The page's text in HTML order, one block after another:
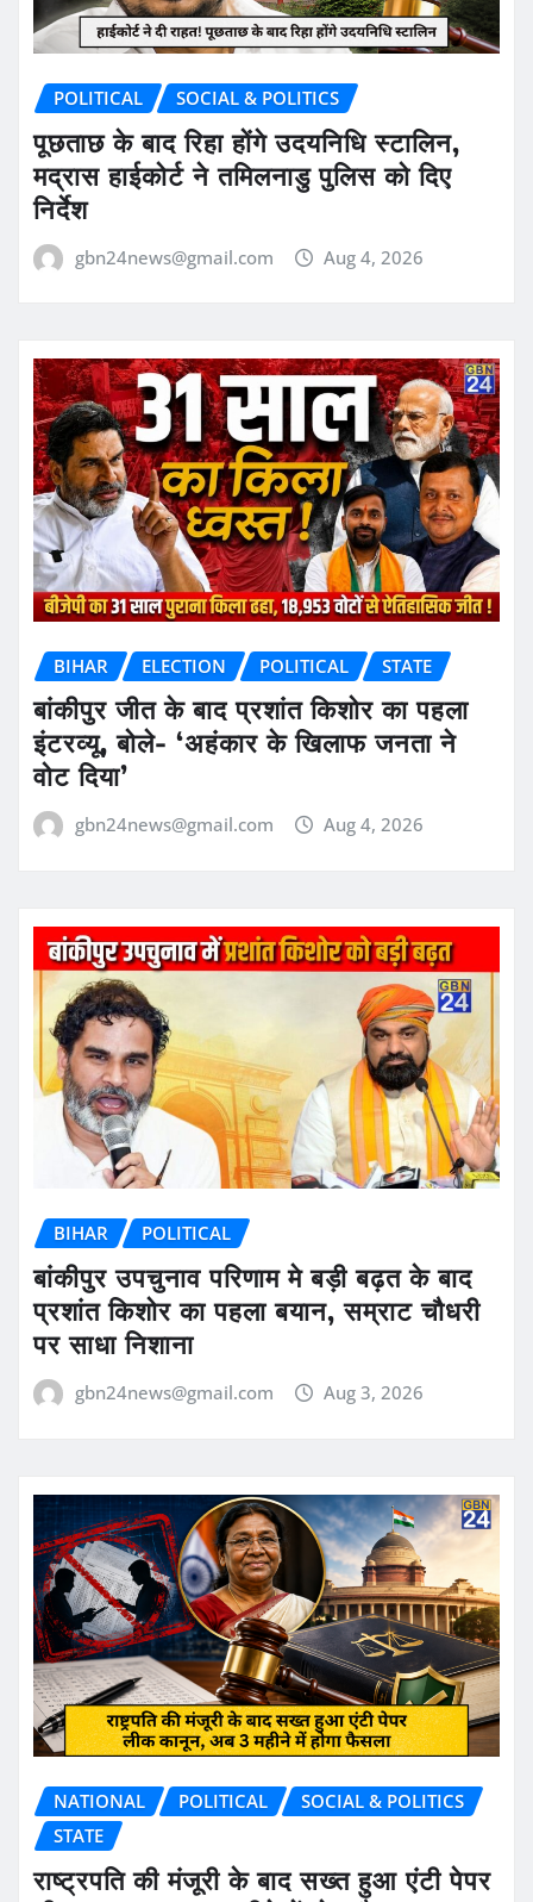
POLITICAL SOCIAL & POLITICS
पूछताछ के बाद रिहा होंगे उदयनिधि स्टालिन,
मद्रास हाईकोर्ट ने तमिलनाडु पुलिस को दिए
निर्देश
gbn24news@gmail.com Aug 4, 2026
BIHAR ELECTION POLITICAL STATE
बांकीपुर जीत के बाद प्रशांत किशोर का पहला
इंटरव्यू, बोले- ‘अहंकार के खिलाफ जनता ने
वोट दिया’
gbn24news@gmail.com Aug 4, 2026
BIHAR POLITICAL
बांकीपुर उपचुनाव परिणाम मे बड़ी बढ़त के बाद
प्रशांत किशोर का पहला बयान, सम्राट चौधरी
पर साधा निशाना
gbn24news@gmail.com Aug 3, 2026
NATIONAL POLITICAL
SOCIAL & POLITICS
STATE
राष्ट्रपति की मंजूरी के बाद सख्त हुआ एंटी पेपर